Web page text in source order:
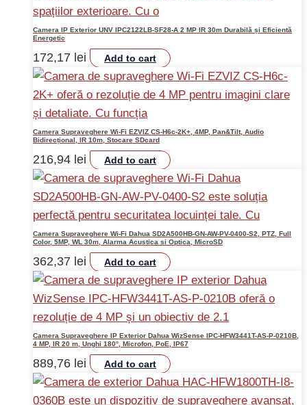
Camera IP Exterior UNV IPC2122LB-SF28-A 2 MP IR 30m Durabilă și Eficientă
Energetic
172,17 lei Add to cart
Camera Supraveghere Wi-Fi EZVIZ CS-H6c-2K+, 4MP, Pan&Tilt, Audio
Bidirecțional, IR 10m, Stocare SDcard
216,94 lei Add to cart
Camera Supraveghere Wi-Fi Dahua SD2A500HB-GN-AW-PV-0400-S2, PTZ, Full
Color, 5MP, WL 30m, Alarma Acustica si Optica, MicroSD
362,37 lei Add to cart
Camera Supraveghere IP Exterior Dahua WizSense IPC-HFW3441T-AS-P-0210B,
4 MP, IR 20 m, Unghi 180°, Microfon, PoE, IP67
889,76 lei Add to cart